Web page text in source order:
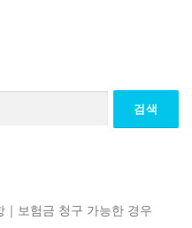
보험금 청구 가능한 경우